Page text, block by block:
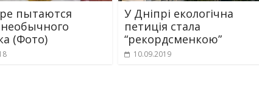
пытаются
(Фото)
У Дніпрі екологічна
петиція стала
“рекордсменкою”
10.09.2019